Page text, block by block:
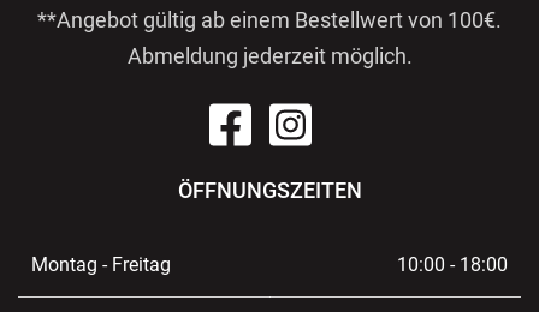
**Angebot gültig ab einem Bestellwert von 100€.
Abmeldung jederzeit möglich.
ÖFFNUNGSZEITEN
Montag - Freitag 10:00 - 18:00